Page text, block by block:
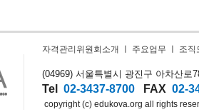
자격관리위원회소개 주요업무 조직
(04969) 서울특별시 광진구 아차산로
Tel 02-3437-8700 FAX 02-
copyright (c) edukova.org all rights